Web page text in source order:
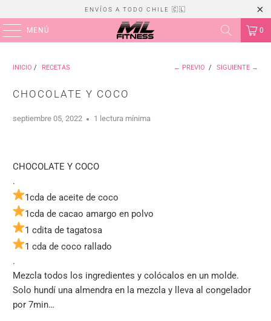
ENVÍOS A TODO CHILE 🇨🇱
MENÚ 0
INICIO / RECETAS ← PREVIO / SIGUIENTE →
CHOCOLATE Y COCO
septiembre 05, 2022 1 lectura mínima
CHOCOLATE Y COCO
.
1cda de aceite de coco
1cda de cacao amargo en polvo
1 cdita de tagatosa
1 cda de coco rallado
.
Mezcla todos los ingredientes y colócalos en un molde.
Solo hundí una almendra en la mezcla y lleva al congelador
por 7min…